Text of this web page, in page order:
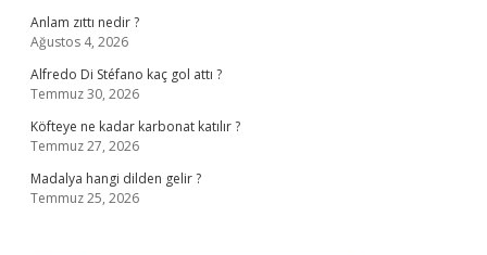
Anlam zıttı nedir ?
Ağustos 4, 2026
Alfredo Di Stéfano kaç gol attı ?
Temmuz 30, 2026
Köfteye ne kadar karbonat katılır ?
Temmuz 27, 2026
Madalya hangi dilden gelir ?
Temmuz 25, 2026